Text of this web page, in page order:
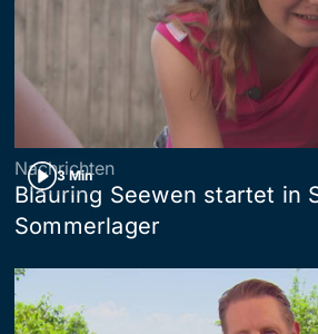
3 Min
Nachrichten
Blauring Seewen startet in
Sommerlager